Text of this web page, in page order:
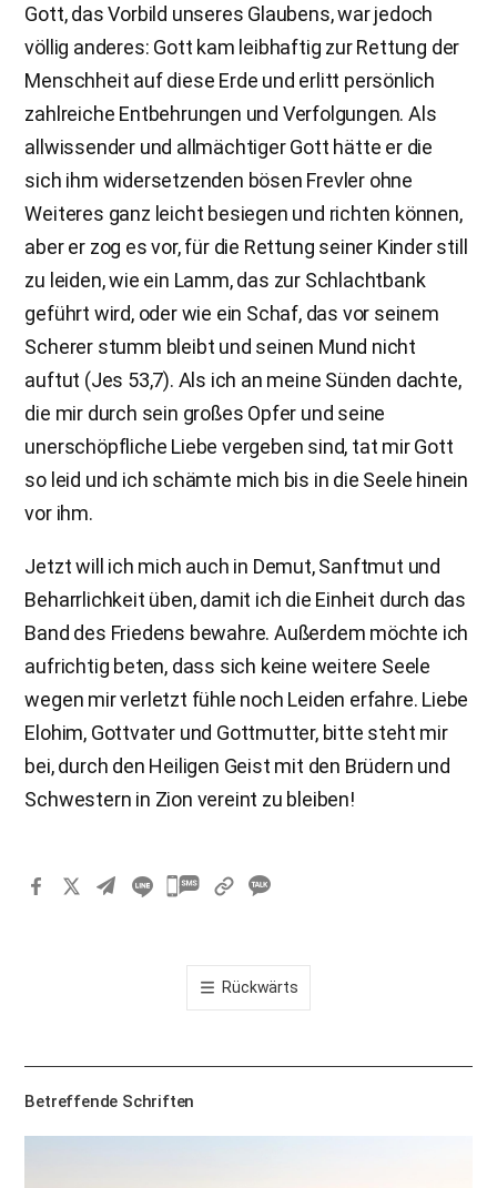
Gott, das Vorbild unseres Glaubens, war jedoch
völlig anderes: Gott kam leibhaftig zur Rettung der
Menschheit auf diese Erde und erlitt persönlich
zahlreiche Entbehrungen und Verfolgungen. Als
allwissender und allmächtiger Gott hätte er die
sich ihm widersetzenden bösen Frevler ohne
Weiteres ganz leicht besiegen und richten können,
aber er zog es vor, für die Rettung seiner Kinder still
zu leiden, wie ein Lamm, das zur Schlachtbank
geführt wird, oder wie ein Schaf, das vor seinem
Scherer stumm bleibt und seinen Mund nicht
auftut (Jes 53,7). Als ich an meine Sünden dachte,
die mir durch sein großes Opfer und seine
unerschöpfliche Liebe vergeben sind, tat mir Gott
so leid und ich schämte mich bis in die Seele hinein
vor ihm.
Jetzt will ich mich auch in Demut, Sanftmut und
Beharrlichkeit üben, damit ich die Einheit durch das
Band des Friedens bewahre. Außerdem möchte ich
aufrichtig beten, dass sich keine weitere Seele
wegen mir verletzt fühle noch Leiden erfahre. Liebe
Elohim, Gottvater und Gottmutter, bitte steht mir
bei, durch den Heiligen Geist mit den Brüdern und
Schwestern in Zion vereint zu bleiben!
카
톡
공
기
Rückwärts
Betreffende Schriften